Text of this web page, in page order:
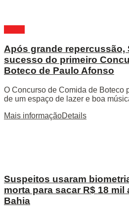
Após grande repercussão,
sucesso do primeiro
Boteco de Paulo Afonso
O Concurso de Comida de Boteco
de um espaço de lazer e boa
Mais informaçãoDetails
Suspeitos usaram
morta para sacar R$ 18
Bahia